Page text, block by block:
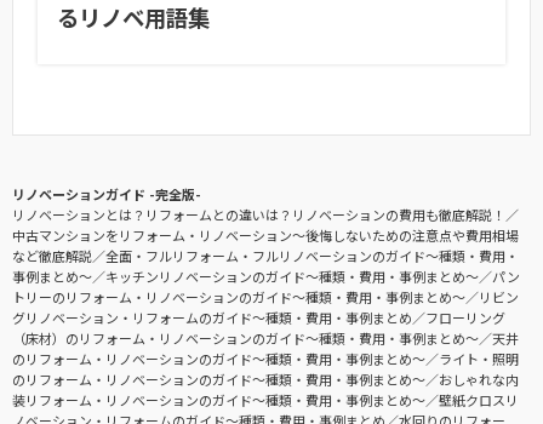
るリノベ用語集
リノベーションガイド -完全版-
リノベーションとは？リフォームとの違いは？リノベーションの費用も徹底解説！
中古マンションをリフォーム・リノベーション〜後悔しないための注意点や費用相場
など徹底解説
全面・フルリフォーム・フルリノベーションのガイド〜種類・費用・
事例まとめ〜
キッチンリノベーションのガイド〜種類・費用・事例まとめ〜
パン
トリーのリフォーム・リノベーションのガイド〜種類・費用・事例まとめ〜
リビン
グリノベーション・リフォームのガイド〜種類・費用・事例まとめ
フローリング
（床材）のリフォーム・リノベーションのガイド〜種類・費用・事例まとめ〜
天井
のリフォーム・リノベーションのガイド〜種類・費用・事例まとめ〜
ライト・照明
のリフォーム・リノベーションのガイド〜種類・費用・事例まとめ〜
おしゃれな内
装リフォーム・リノベーションのガイド〜種類・費用・事例まとめ〜
壁紙クロスリ